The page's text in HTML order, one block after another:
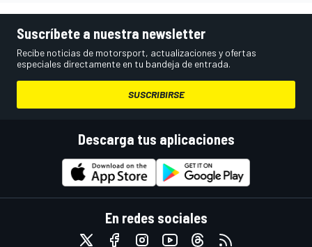
Suscríbete a nuestra newsletter
Recibe noticias de motorsport, actualizaciones y ofertas
especiales directamente en tu bandeja de entrada.
SUSCRIBIRSE
Descarga tus aplicaciones
En redes sociales